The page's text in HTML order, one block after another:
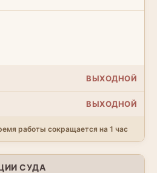
ВЫХОДНОЙ
ВЫХОДНОЙ
работы сокращается на 1 час
СУДА